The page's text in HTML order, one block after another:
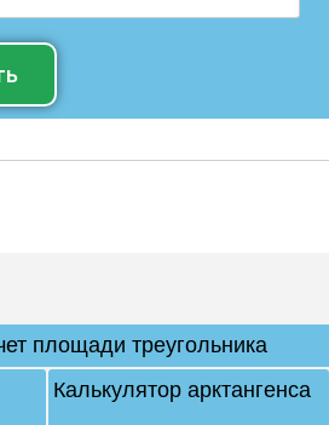
площади треугольника
Калькулятор арктангенса